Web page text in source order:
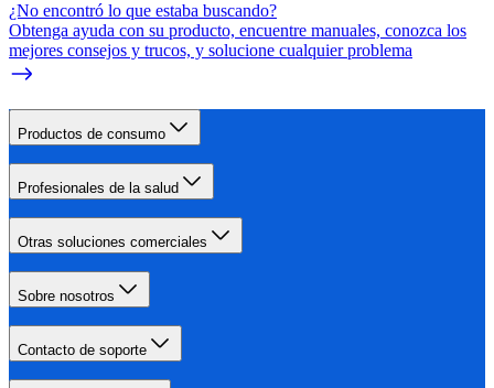
¿No encontró lo que estaba buscando?
Obtenga ayuda con su producto, encuentre manuales, conozca los
mejores consejos y trucos, y solucione cualquier problema
Productos de consumo
Profesionales de la salud
Otras soluciones comerciales
Sobre nosotros
Contacto de soporte